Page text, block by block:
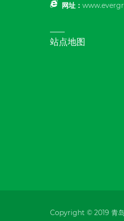
网址：
站点地图
Copyright © 2019 青岛